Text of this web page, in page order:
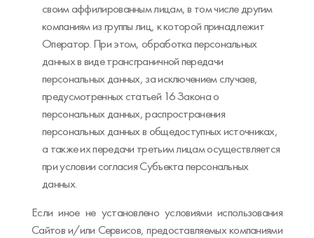
своим аффилированным лицам, в том числе другим
компаниям из группы лиц, к которой принадлежит
Оператор. При этом, обработка персональных
данных в виде трансграничной передачи
персональных данных, за исключением случаев,
предусмотренных статьей 16 Закона о
персональных данных, распространения
персональных данных в общедоступных источниках,
а также их передачи третьим лицам осуществляется
при условии согласия Субъекта персональных
данных.
Если иное не установлено условиями использования
Сайтов и/или Сервисов, предоставляемых компаниями